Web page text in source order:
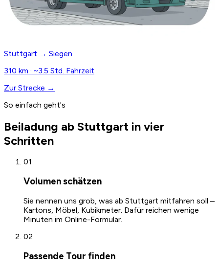
Stuttgart → Siegen
310 km · ~3.5 Std. Fahrzeit
Zur Strecke →
So einfach geht's
Beiladung ab Stuttgart in vier
Schritten
01
Volumen schätzen
Sie nennen uns grob, was ab Stuttgart mitfahren soll –
Kartons, Möbel, Kubikmeter. Dafür reichen wenige
Minuten im Online-Formular.
02
Passende Tour finden